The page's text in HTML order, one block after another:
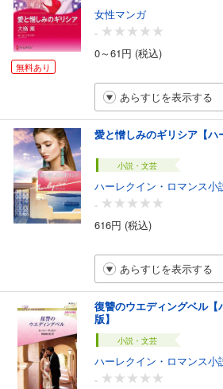
無料あり
女性マンガ
-
0～61円 (税込)
あらすじを表示する
愛と憎しみのギリシア【ハ
小説・文芸
ハーレクイン・ロマンス小
-
616円 (税込)
あらすじを表示する
復讐のウエディングベル【
版】
小説・文芸
ハーレクイン・ロマンス小
-